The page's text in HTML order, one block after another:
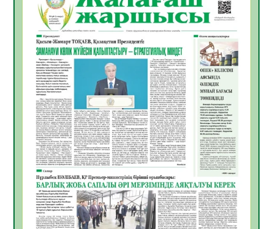
ҚЫЗЫЛОРДАДА «САНАЛЫ ҰРПАҚ –
ЖАРҚЫН БОЛАШАҚ» АТТЫ КЕҢЕЙТІЛГЕН
МӘЖІЛІС ӨТТІ
05.08.2026
32
Қазақстан Орталық Азиядағы көшуге ең
қолайлы ел атанды
05.08.2026
33
Өрт қауіпсіздігі талаптарын сақтау – әр
азаматтың міндеті
05.08.2026
33
Руслан Рүстемұлы облыс әкімінің
кеңесшісі болып тағайындалды
05.08.2026
31
Цифрландыру саласын дамыту аясында